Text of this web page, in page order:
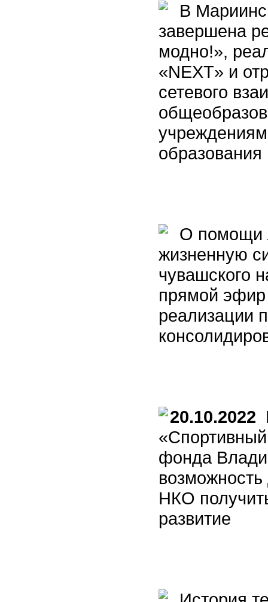
В
завершена
модно!»,
«NEXT» и
сетевого
образования
О помощи
жизненную
чувашского
прямой
реализации
20.10.2022
«Спортивный
фонда
НКО
развитие